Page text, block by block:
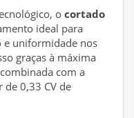
o cortado
ideal para
e uniformidade nos
graças à máxima
com a
0,33 CV de